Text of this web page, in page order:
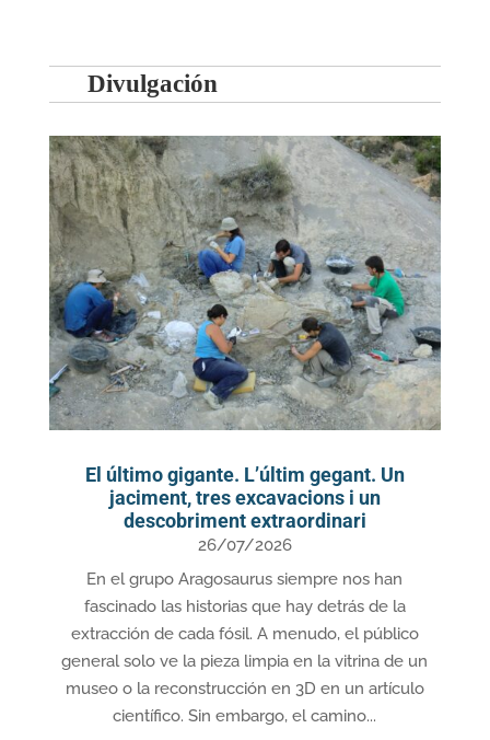
Divulgación
El último gigante. L’últim gegant. Un
jaciment, tres excavacions i un
descobriment extraordinari
26/07/2026
En el grupo Aragosaurus siempre nos han
fascinado las historias que hay detrás de la
extracción de cada fósil. A menudo, el público
general solo ve la pieza limpia en la vitrina de un
museo o la reconstrucción en 3D en un artículo
científico. Sin embargo, el camino...